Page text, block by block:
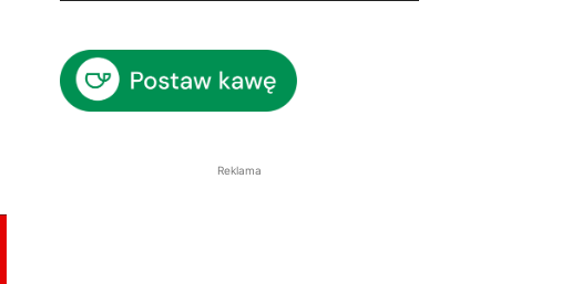
Reklama